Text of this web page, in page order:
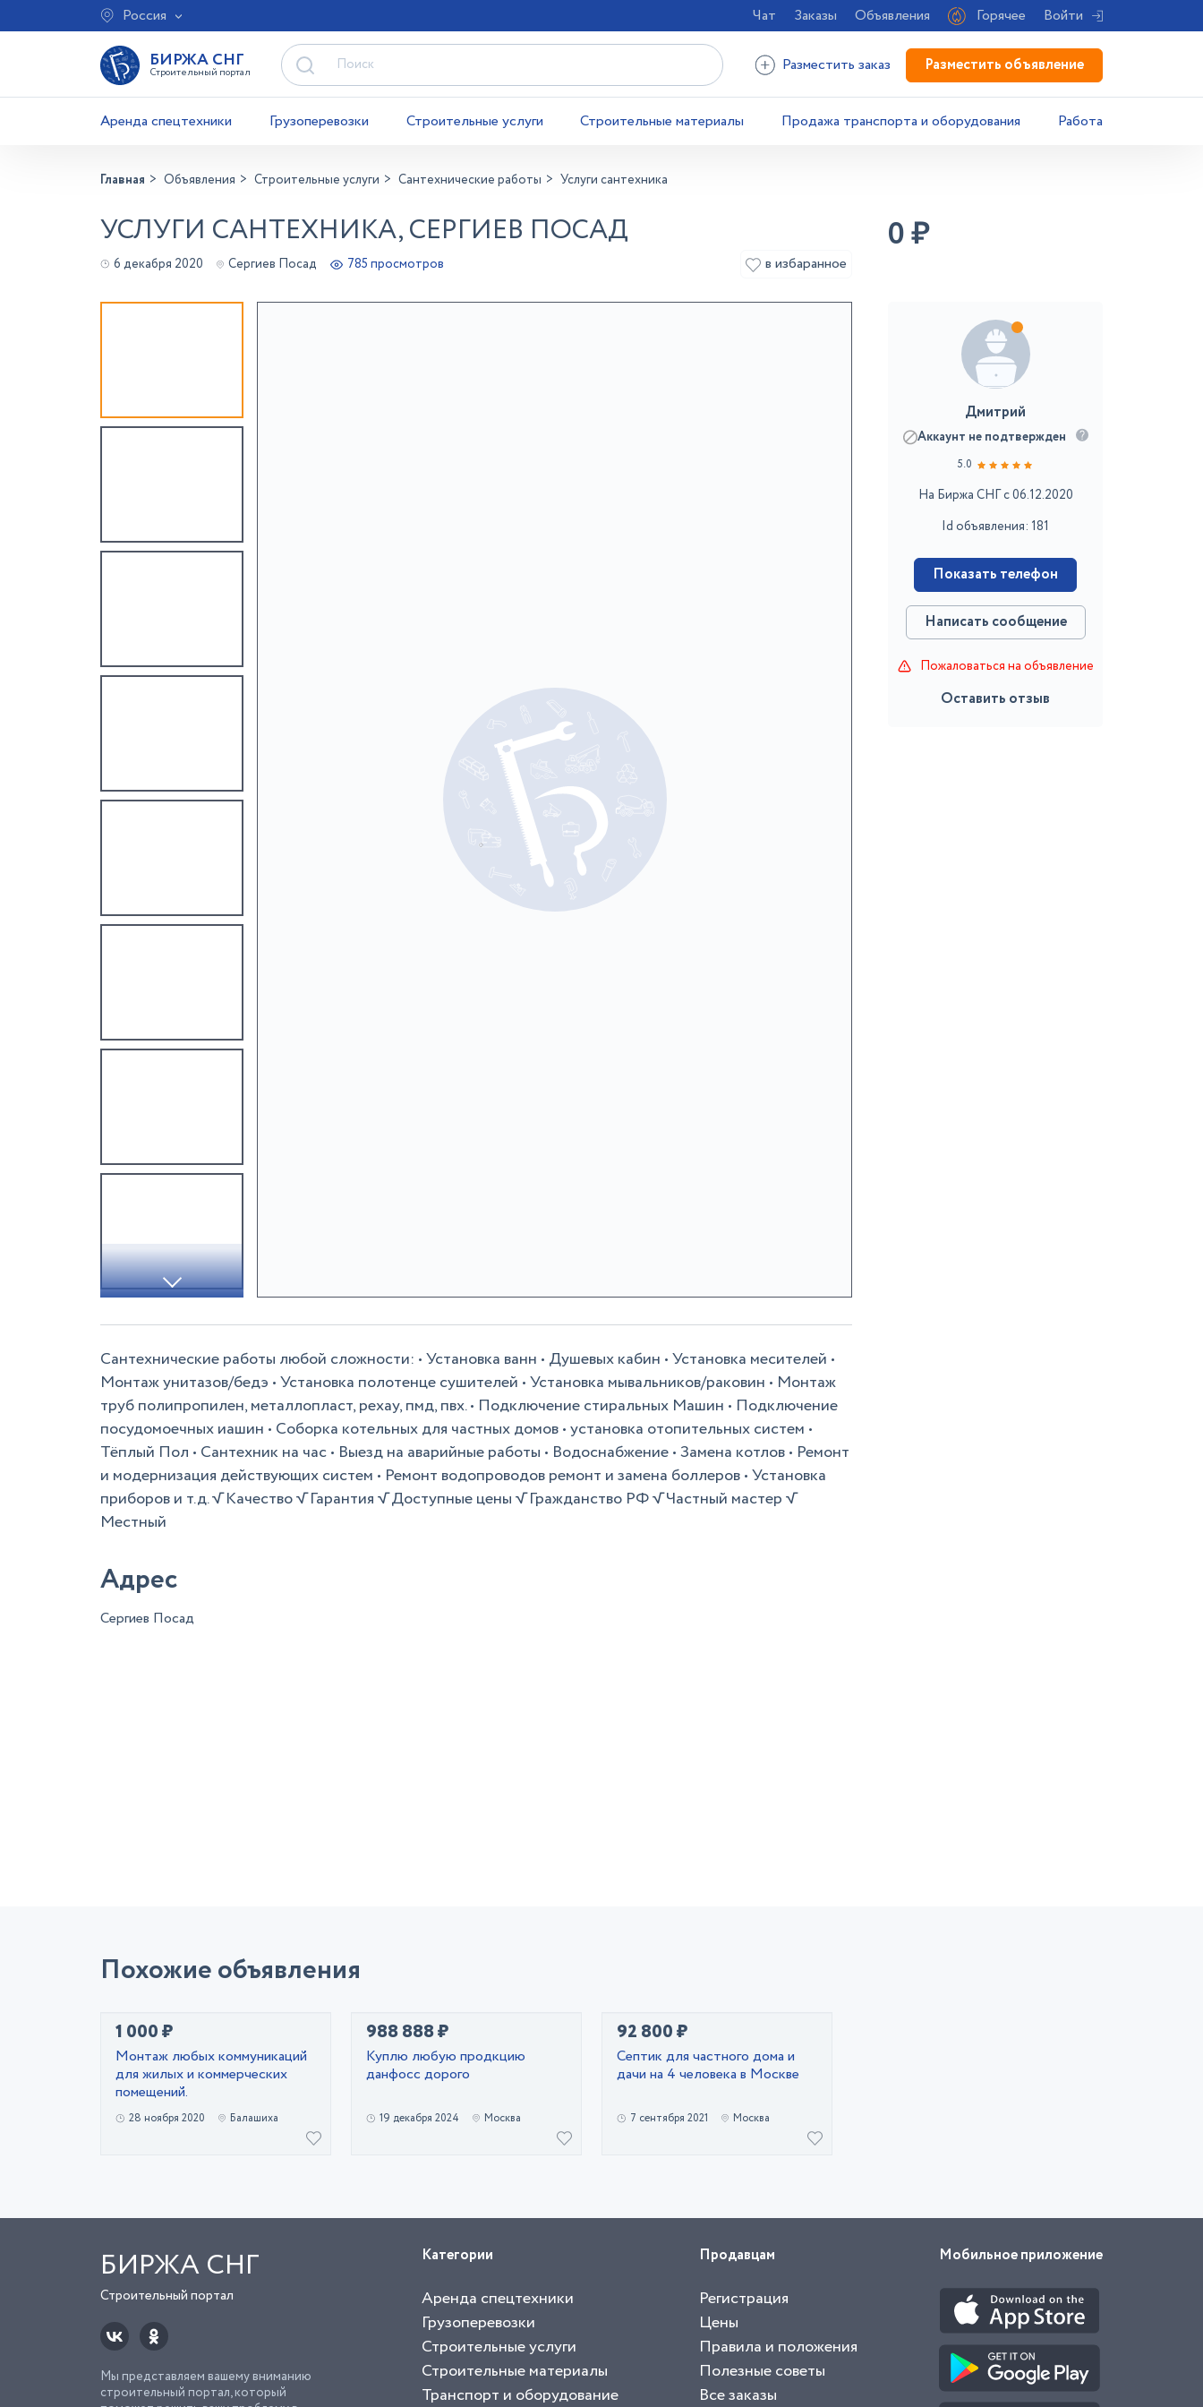
Россия Чат Заказы Объявления Горячее Войти
БИРЖА СНГ
Строительный портал Разместить заказ Разместить объявление
Аренда спецтехники Грузоперевозки Строительные услуги Строительные материалы Продажа транспорта и оборудования Работа
Главная Объявления Строительные услуги Сантехнические работы Услуги сантехника
УСЛУГИ САНТЕХНИКА, СЕРГИЕВ ПОСАД
6 декабря 2020 Сергиев Посад 785 просмотров в избаранное
0₽
Сантехнические работы любой сложности: • Установка ванн • Душевых кабин • Установка месителей •
Монтаж унитазов/бедэ • Установка полотенце сушителей • Установка мывальников/раковин • Монтаж
труб полипропилен, металлопласт, рехау, пмд, пвх. • Подключение стиральных Машин • Подключение
посудомоечных иашин • Соборка котельных для частных домов • установка отопительных систем •
Тёплый Пол • Сантехник на час • Выезд на аварийные работы • Водоснабжение • Замена котлов • Ремонт
и модернизация действующих систем • Ремонт водопроводов ремонт и замена боллеров • Установка
приборов и т.д. √ Качество √ Гарантия √ Доступные цены √ Гражданство РФ √ Частный мастер √
Местный
Адрес
Сергиев Посад
Дмитрий
Аккаунт не подтвержден
5.0
На Биржа СНГ с 06.12.2020
Id объявления: 181
Показать телефон
Написать сообщение
Пожаловаться на объявление
Оставить отзыв
Похожие объявления
1 000 ₽
Монтаж любых коммуникаций
для жилых и коммерческих
помещений.
28 ноября 2020 Балашиха
988 888 ₽
Куплю любую продкцию
данфосс дорого
19 декабря 2024 Москва
92 800 ₽
Септик для частного дома и
дачи на 4 человека в Москве
7 сентября 2021 Москва
БИРЖА СНГ
Строительный портал
Мы представляем вашему вниманию
строительный портал, который
Категории
Аренда спецтехники
Грузоперевозки
Строительные услуги
Строительные материалы
Транспорт и оборудование
Продавцам
Регистрация
Цены
Правила и положения
Полезные советы
Все заказы
Мобильное приложение